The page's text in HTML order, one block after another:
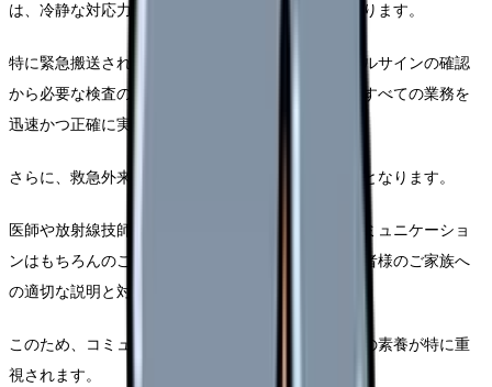
は、冷静な対応力ときちんとした判断力が重要となります。
特に緊急搬送された患者様の初期対応では、バイタルサインの確認
から必要な検査の準備、そして医師との連携まで、すべての業務を
迅速かつ正確に実行する必要があります。
さらに、救急外来では多方面との連携が非常に重要となります。
医師や放射線技師、臨床検査技師などとの円滑なコミュニケーショ
ンはもちろんのこと、救急隊からの情報収集や、患者様のご家族へ
の適切な説明と対応も必要となります。
このため、コミュニケーション能力とチームワークの素養が特に重
視されます。